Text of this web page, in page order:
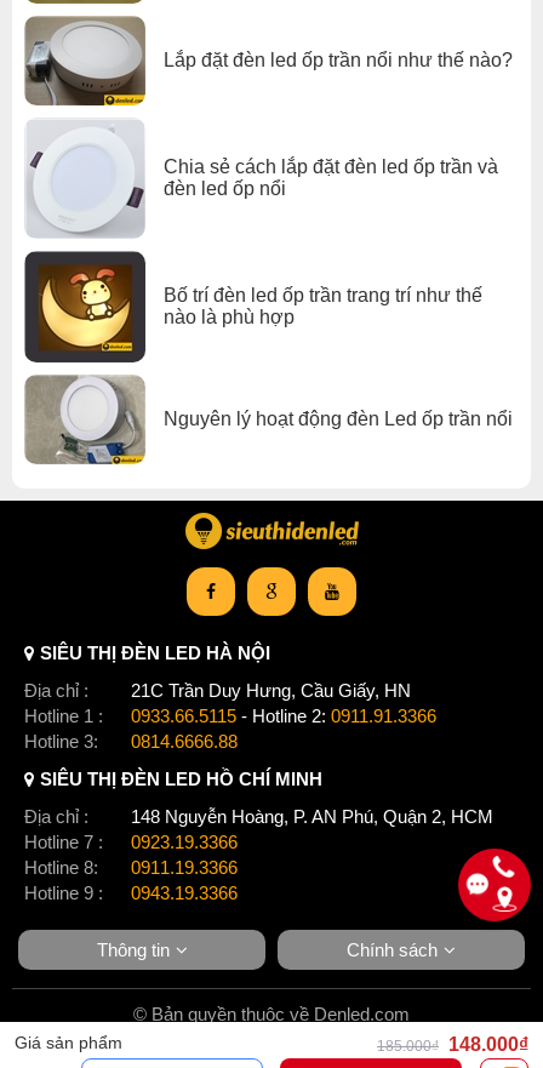
Lắp đặt đèn led ốp trần nổi như thế nào?
Chia sẻ cách lắp đặt đèn led ốp trần và
đèn led ốp nổi
Bố trí đèn led ốp trần trang trí như thế
nào là phù hợp
Nguyên lý hoạt động đèn Led ốp trần nổi
Giá sản phẩm 185.000₫ 148.000₫
SIÊU THỊ ĐÈN LED HÀ NỘI
Địa chỉ :
21C Trần Duy Hưng, Cầu Giấy, HN
Hotline 1 :
0933.66.5115 - Hotline 2: 0911.91.3366
Hotline 3:
0814.6666.88
SIÊU THỊ ĐÈN LED HỒ CHÍ MINH
Địa chỉ :
148 Nguyễn Hoàng, P. AN Phú, Quận 2, HCM
Hotline 7 :
0923.19.3366
Hotline 8:
0911.19.3366
Hotline 9 :
0943.19.3366
Thông tin Chính sách
© Bản quyền thuộc về Denled.com